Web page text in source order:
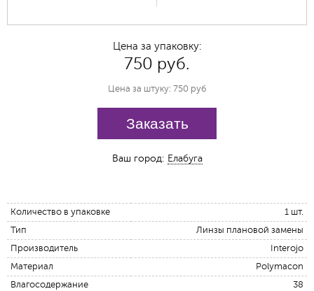
Цена за упаковку:
750 руб.
Цена за штуку: 750 руб
Заказать
Ваш город: Елабуга
Количество в упаковке
1 шт.
Тип
Линзы плановой замены
Производитель
Interojo
Материал
Polymacon
Влагосодержание
38